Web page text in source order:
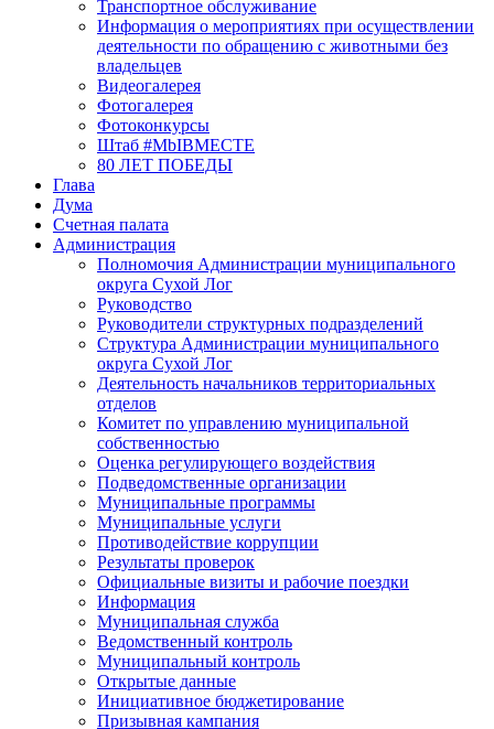
Транспортное обслуживание
Информация о мероприятиях при осуществлении
деятельности по обращению с животными без
владельцев
Видеогалерея
Фотогалерея
Фотоконкурсы
Штаб #MbIBMECTE
80 ЛЕТ ПОБЕДЫ
Глава
Дума
Счетная палата
Администрация
Полномочия Администрации муниципального
округа Сухой Лог
Руководство
Руководители структурных подразделений
Структура Администрации муниципального
округа Сухой Лог
Деятельность начальников территориальных
отделов
Комитет по управлению муниципальной
собственностью
Оценка регулирующего воздействия
Подведомственные организации
Муниципальные программы
Муниципальные услуги
Противодействие коррупции
Результаты проверок
Официальные визиты и рабочие поездки
Информация
Муниципальная служба
Ведомственный контроль
Муниципальный контроль
Открытые данные
Инициативное бюджетирование
Призывная кампания